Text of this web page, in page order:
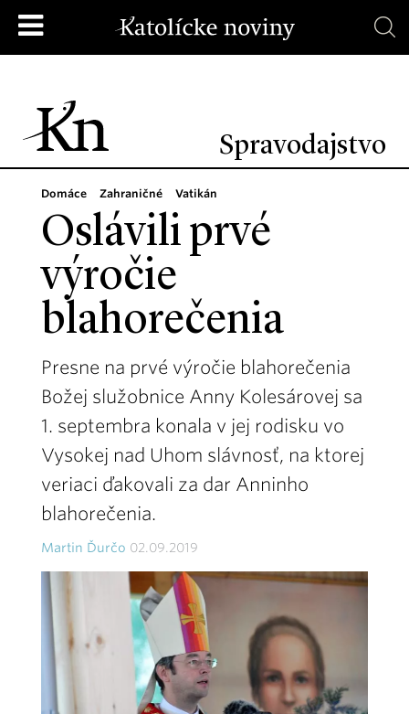
Spravodajstvo
Domáce Zahraničné Vatikán
Oslávili prvé
výročie
blahorečenia
Presne na prvé výročie blahorečenia
Božej služobnice Anny Kolesárovej sa
1. septembra konala v jej rodisku vo
Vysokej nad Uhom slávnosť, na ktorej
veriaci ďakovali za dar Anninho
blahorečenia.
Martin Ďurčo 02.09.2019